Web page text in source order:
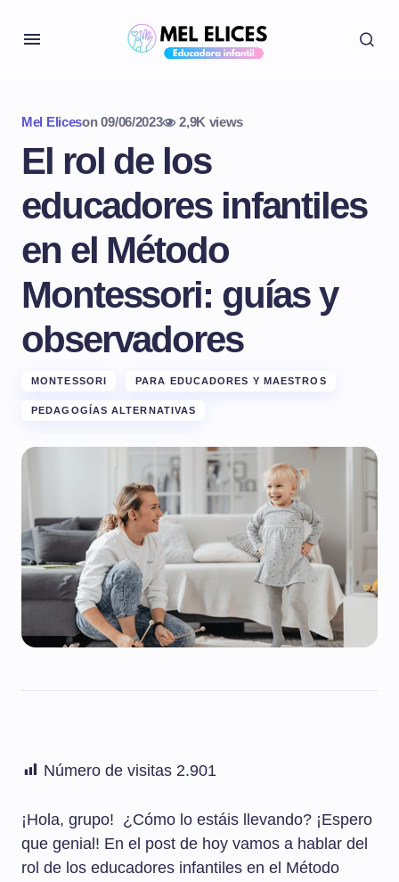
Mel Eliceson 09/06/2023 2,9K views
El rol de los
educadores infantiles
en el Método
Montessori: guías y
observadores
MONTESSORI PARA EDUCADORES Y MAESTROS
PEDAGOGÍAS ALTERNATIVAS
Número de visitas 2.901
¡Hola, grupo! ¿Cómo lo estáis llevando? ¡Espero
que genial! En el post de hoy vamos a hablar del
rol de los educadores infantiles en el Método